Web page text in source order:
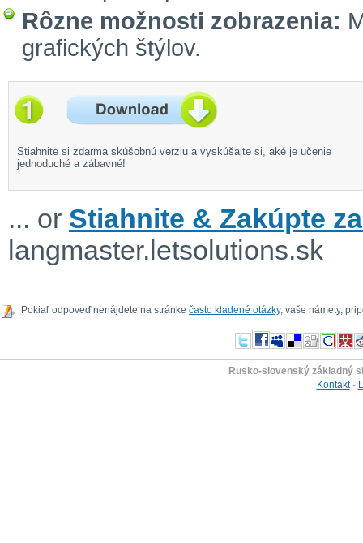
Rôzne možnosti zobrazenia:
grafických štýlov.
Stiahnite si zdarma skúšobnú verziu a vyskúšajte si, aké je učenie
jednoduché a zábavné!
... or Stiahnite & Zakúpte
langmaster.letsolutions.sk
Pokiaľ odpoveď nenájdete na stránke často kladené otázky, vaše námety,
Rusko-slovenský základný
Kontakt-